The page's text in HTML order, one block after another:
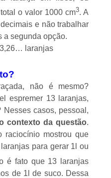
o valor 1000 cm3. A
e não trabalhar
a segunda opção.
laranjas
não é mesmo?
espremer 13 laranjas,
Nesses casos, pessoal,
contexto da questão.
raciocínio mostrou que
para gerar 1l ou
é fato que 13 laranjas
de 1l de suco. Dessa